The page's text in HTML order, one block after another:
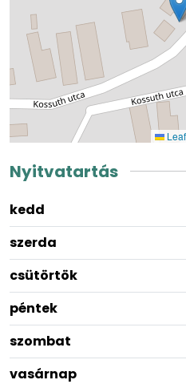
Nyitvatartás
kedd
szerda
csütörtök
péntek
szombat
vasárnap